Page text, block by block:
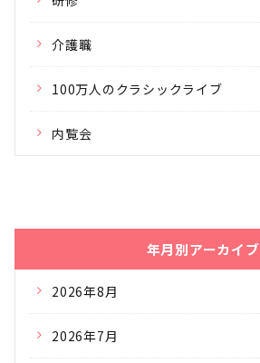
介護職
100万人のクラシックライブ
内覧会
年月別アーカイブ
2026年8月
2026年7月